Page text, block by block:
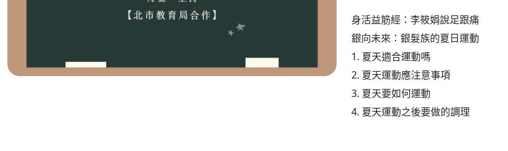
身活益筋經：李筱娟說足跟痛
銀向未來：銀髮族的夏日運動
1. 夏天適合運動嗎
2. 夏天運動應注意事項
3. 夏天要如何運動
4. 夏天運動之後要做的調理